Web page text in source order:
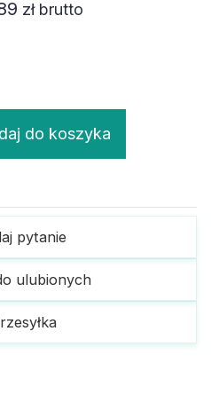
zł brutto
do koszyka
pytanie
ulubionych